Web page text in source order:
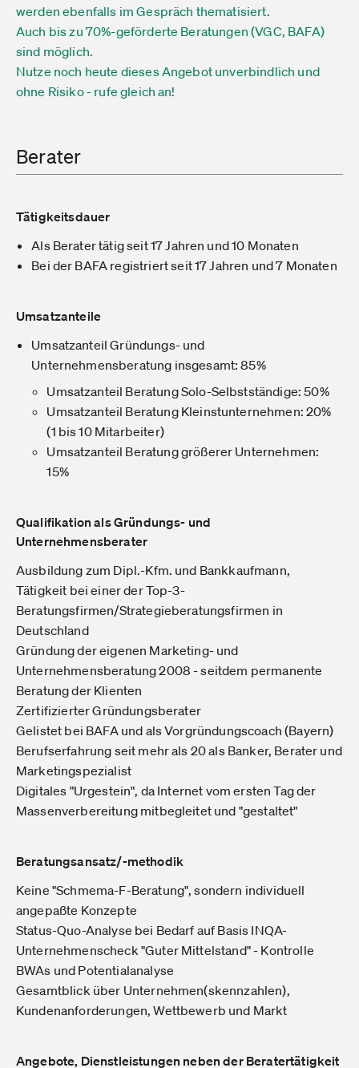
werden ebenfalls im Gespräch thematisiert.
Auch bis zu 70%-geförderte Beratungen (VGC, BAFA)
sind möglich.
Nutze noch heute dieses Angebot unverbindlich und
ohne Risiko - rufe gleich an!
Berater
Tätigkeitsdauer
Als Berater tätig seit 17 Jahren und 10 Monaten
Bei der BAFA registriert seit 17 Jahren und 7 Monaten
Umsatzanteile
Umsatzanteil Gründungs- und
Unternehmensberatung insgesamt: 85%
Umsatzanteil Beratung Solo-Selbstständige: 50%
Umsatzanteil Beratung Kleinstunternehmen: 20%
(1 bis 10 Mitarbeiter)
Umsatzanteil Beratung größerer Unternehmen:
15%
Qualifikation als Gründungs- und
Unternehmensberater
Ausbildung zum Dipl.-Kfm. und Bankkaufmann,
Tätigkeit bei einer der Top-3-
Beratungsfirmen/Strategieberatungsfirmen in
Deutschland
Gründung der eigenen Marketing- und
Unternehmensberatung 2008 - seitdem permanente
Beratung der Klienten
Zertifizierter Gründungsberater
Gelistet bei BAFA und als Vorgründungscoach (Bayern)
Berufserfahrung seit mehr als 20 als Banker, Berater und
Marketingspezialist
Digitales "Urgestein", da Internet vom ersten Tag der
Massenverbereitung mitbegleitet und "gestaltet"
Beratungsansatz/-methodik
Keine "Schmema-F-Beratung", sondern individuell
angepaßte Konzepte
Status-Quo-Analyse bei Bedarf auf Basis INQA-
Unternehmenscheck "Guter Mittelstand" - Kontrolle
BWAs und Potentialanalyse
Gesamtblick über Unternehmen(skennzahlen),
Kundenanforderungen, Wettbewerb und Markt
Angebote, Dienstleistungen neben der Beratertätigkeit